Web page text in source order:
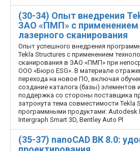
(30-34) Опыт внедрения
ЗАО «ПМП» с применением
лазерного сканирования
Опыт успешного внедрения
Tekla Structures с применением
сканирования в ЗАО «ПМП» при
ООО «Бюро ESG». В материале
перехода на новое ПО, включая
создание каталога (базы) элементов
поддержка со стороны поставщика
затронута тема совместимости Tekla
программными продуктами: Autodesk
Intergraph Smart 3D, Bentley Auto Pl
(35-37) nanoCAD ВК 8.0: